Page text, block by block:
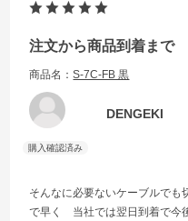
注文から商品到着まで
商品名：S-7C-FB 黒
DENGEKI
そんなに必要ないケーブルで
で早く 当社では翌日到着で今